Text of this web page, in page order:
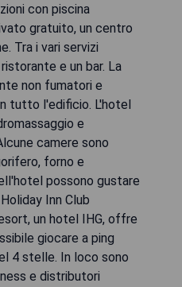
con piscina
gratuito, un centro
Tra i vari servizi
e un bar. La
non fumatori e
tutto l'edificio. L'hotel
e
camere sono
forno e
possono gustare
Inn Club
un hotel IHG, offre
giocare a ping
4 stelle. In loco sono
e distributori